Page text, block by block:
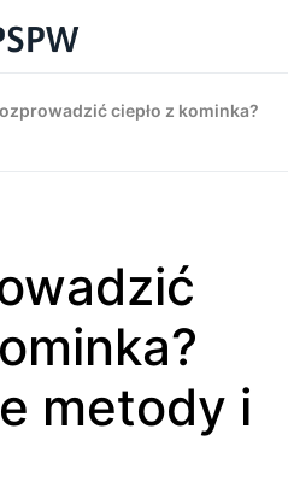
ciepło z kominka?
metody i